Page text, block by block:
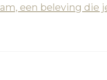
een beleving die